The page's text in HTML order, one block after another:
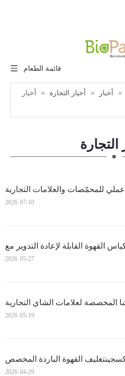
قائمة الطعام
» أخبار » أخبار التجارة »
أخبار
التجارة
2026 07-10
2026 05-27
2026 05-19
2026 04-29